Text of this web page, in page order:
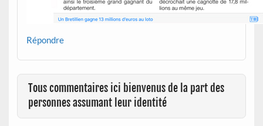
Répondre
Tous commentaires ici bienvenus de la part des
personnes assumant leur identité